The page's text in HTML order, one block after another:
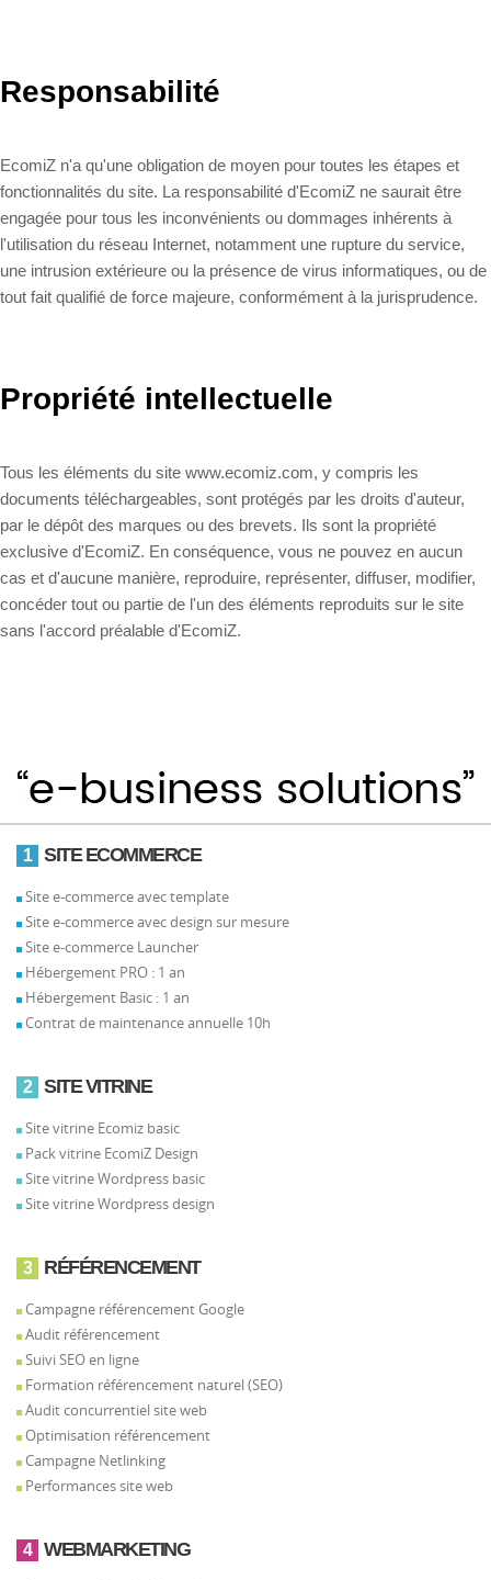
Responsabilité
EcomiZ n'a qu'une obligation de moyen pour toutes les étapes et
fonctionnalités du site. La responsabilité d'EcomiZ ne saurait être
engagée pour tous les inconvénients ou dommages inhérents à
l'utilisation du réseau Internet, notamment une rupture du service,
une intrusion extérieure ou la présence de virus informatiques, ou de
tout fait qualifié de force majeure, conformément à la jurisprudence.
Propriété intellectuelle
Tous les éléments du site www.ecomiz.com, y compris les
documents téléchargeables, sont protégés par les droits d'auteur,
par le dépôt des marques ou des brevets. Ils sont la propriété
exclusive d'EcomiZ. En conséquence, vous ne pouvez en aucun
cas et d'aucune manière, reproduire, représenter, diffuser, modifier,
concéder tout ou partie de l'un des éléments reproduits sur le site
sans l'accord préalable d'EcomiZ.
1 SITE ECOMMERCE
Site e-commerce avec template
Site e-commerce avec design sur mesure
Site e-commerce Launcher
Hébergement PRO : 1 an
Hébergement Basic : 1 an
Contrat de maintenance annuelle 10h
2 SITE VITRINE
Site vitrine Ecomiz basic
Pack vitrine EcomiZ Design
Site vitrine Wordpress basic
Site vitrine Wordpress design
3 RÉFÉRENCEMENT
Campagne référencement Google
Audit référencement
Suivi SEO en ligne
Formation référencement naturel (SEO)
Audit concurrentiel site web
Optimisation référencement
Campagne Netlinking
Performances site web
4 WEBMARKETING